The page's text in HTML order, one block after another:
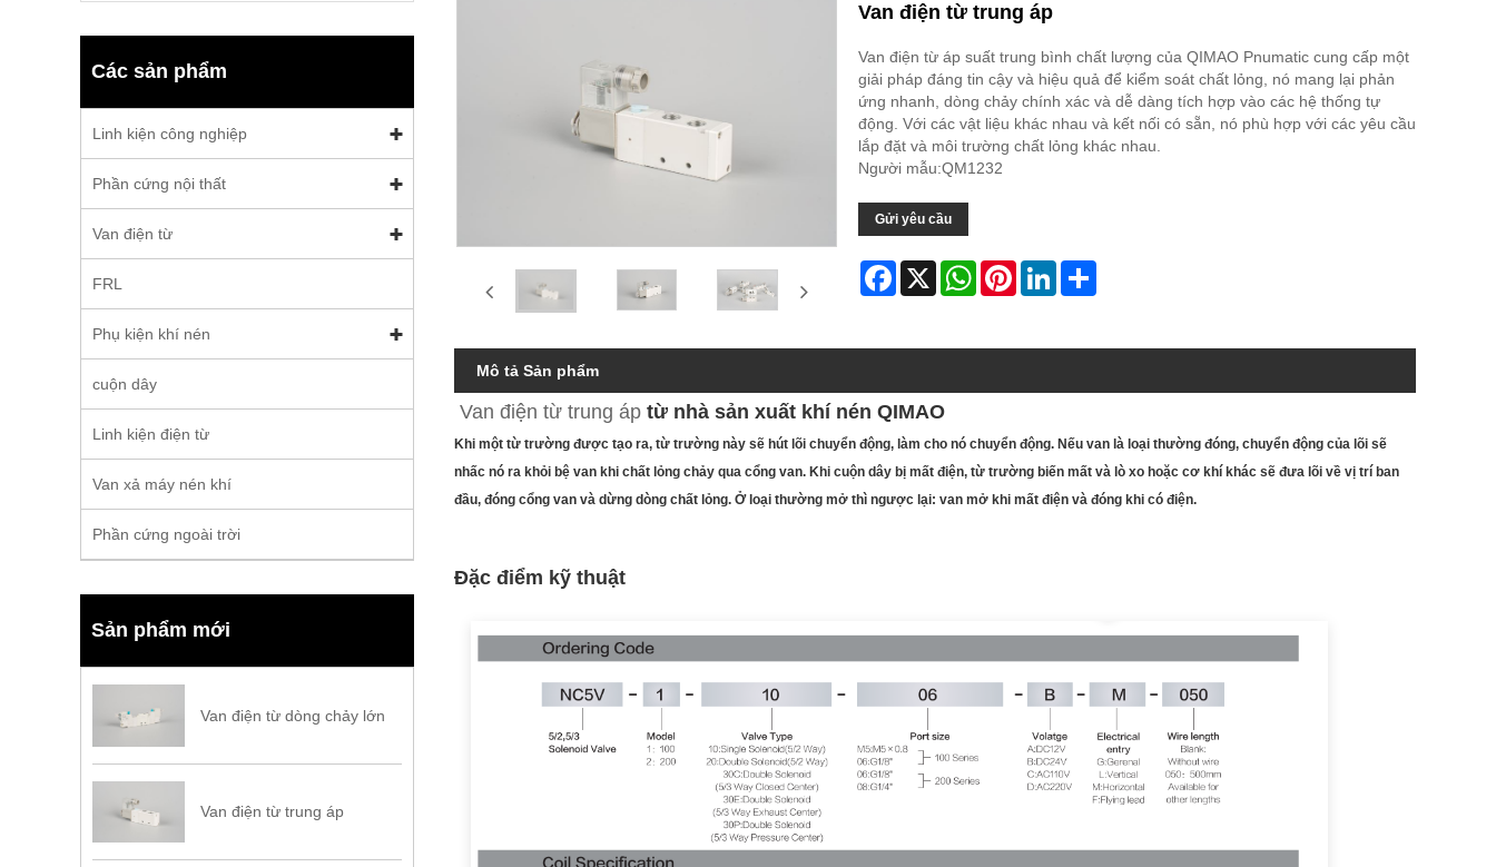
Các sản phẩm
Linh kiện công nghiệp
Phần cứng nội thất
Van điện từ
FRL
Phụ kiện khí nén
cuộn dây
Linh kiện điện từ
Van xả máy nén khí
Phần cứng ngoài trời
Sản phẩm mới
Van điện từ dòng chảy lớn
Van điện từ trung áp
Van điện từ trung áp
Van điện từ áp suất trung bình chất lượng của QIMAO Pnumatic cung cấp một
giải pháp đáng tin cậy và hiệu quả để kiểm soát chất lỏng, nó mang lại phản
ứng nhanh, dòng chảy chính xác và dễ dàng tích hợp vào các hệ thống tự
động. Với các vật liệu khác nhau và kết nối có sẵn, nó phù hợp với các yêu cầu
lắp đặt và môi trường chất lỏng khác nhau.
Người mẫu:QM1232
Gửi yêu cầu
Facebook
X WhatsAppPinterestLinkedInShare
Mô tả Sản phẩm
Van điện từ trung áp từ nhà sản xuất khí nén QIMAO
Khi một từ trường được tạo ra, từ trường này sẽ hút lõi chuyển động, làm cho nó chuyển động. Nếu van là loại thường đóng, chuyển động của lõi sẽ
nhấc nó ra khỏi bệ van khi chất lỏng chảy qua cổng van. Khi cuộn dây bị mất điện, từ trường biến mất và lò xo hoặc cơ khí khác sẽ đưa lõi về vị trí ban
đầu, đóng cổng van và dừng dòng chất lỏng. Ở loại thường mở thì ngược lại: van mở khi mất điện và đóng khi có điện.
Đặc điểm kỹ thuật